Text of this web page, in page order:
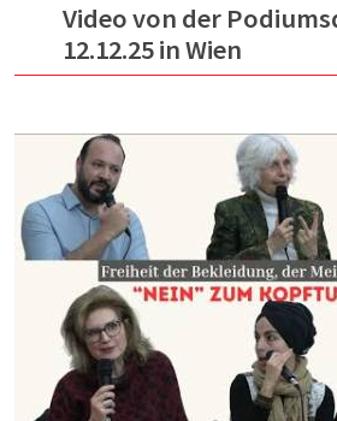
Video von der
12.12.25 in Wien